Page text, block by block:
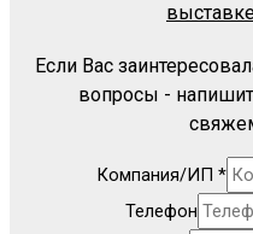
Если Вас
вопросы -
Компания/ИП *
Телефон